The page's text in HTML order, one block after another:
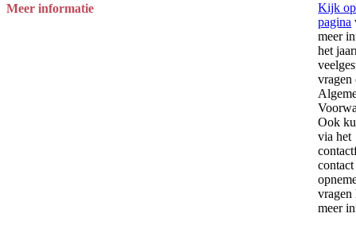
Meer informatie
Kijk
pagina
meer
het
vragen
Ook
via het
vragen
meer